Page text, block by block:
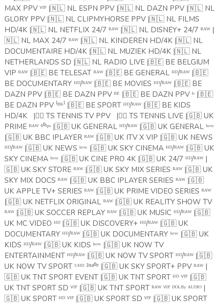
MAX PPV ⱽᴵᴾ |🇳🇱NL ESPN PPV |🇳🇱NL DAZN PPV |🇳🇱NL
GLORY PPV |🇳🇱NL CLIPMYHORSE PPV |🇳🇱NL FILMS
HD/4K |🇳🇱NL NETFLIX 24/7 ᴿᴬᵂ |🇳🇱NL DISNEY+ 24/7 ᴿᴬᵂ |
🇳🇱NL MAX 24/7 ᴿᴬᵂ |🇳🇱NL KINDEREN HD/4K |🇳🇱NL
DOCUMENTAIRE HD/4K |🇳🇱NL MUZIEK HD/4K |🇳🇱NL
NETHERLANDS SD |🇳🇱NL RADIO LIVE |🇧🇪BE BELGIUM
VIP ᴿᴬᵂ |🇧🇪BE TELESAT ᴿᴬᵂ |🇧🇪BE GENERAL ᴴᴰ/ᴿᴬᵂ |🇧🇪
BE DOCUMENTARY ᴴᴰ/ᴿᴬᵂ |🇧🇪BE MOVIES ᴴᴰ/ᴿᴬᵂ |🇧🇪BE
DAZN PPV |🇧🇪BE DAZN PPV ᴮᴱ |🇧🇪BE DAZN PPV ᶠʳ |🇧🇪
BE DAZN PPV ⁽ᴮᴷ⁾ |🇧🇪BE SPORT ᴴᴰ/ᴿᴬᵂ |🇧🇪BE KIDS
HD/4K
|🏴‍☠️ TS TENNIS TV PPV |🏴‍☠️ TS TENNIS LIVE |🇬🇧UK
PRIME ᴿᴬᵂ ⁶⁰ᶠᵖˢ |🇬🇧UK GENERAL ᴴᴰ/ᴿᴬᵂ |🇬🇧UK GENERAL ʰᵉᵛᶜ
|🇬🇧UK BBC IPLAYER ᴿᴬᵂ |🇬🇧UK ITV X VIP |🇬🇧UK NEWS
ᴴᴰ/ᴿᴬᵂ |🇬🇧UK NEWS ʰᵉᵛᶜ |🇬🇧UK SKY CINEMA ᴴᴰ/ᴿᴬᵂ |🇬🇧UK
SKY CINEMA ʰᵉᵛᶜ |🇬🇧UK CINE PRO 4K |🇬🇧UK 24/7 ᴴᴰ/ᴿᴬᵂ |
🇬🇧UK SKY STORE ᴿᴬᵂ |🇬🇧UK SKY MIX SERIES ᴿᴬᵂ |🇬🇧UK
SKY MIX DOCS ᴿᴬᵂ |🇬🇧UK BBC IPLAYER SERIES ᴿᴬᵂ |🇬🇧
UK APPLE TV+ SERIES ᴿᴬᵂ |🇬🇧UK PRIME VIDEO SERIES ᴿᴬᵂ
|🇬🇧UK NETFLIX ORIGINAL ᴿᴬᵂ |🇬🇧UK REALITY SHOW TV
ᴿᴬᵂ |🇬🇧UK SOCCER REPLAY ᴿᴬᵂ |🇬🇧UK MUSIC ᴴᴰ/ᴿᴬᵂ |🇬🇧
UK MC VIDEO ᴴᴰ |🇬🇧UK DISCOVERY+ ᴴᴰ/ᴿᴬᵂ |🇬🇧UK
DOCUMENTARY ᴴᴰ/ᴿᴬᵂ |🇬🇧UK DOCUMENTARY ʰᵉᵛᶜ |🇬🇧UK
KIDS ᴴᴰ/ᴿᴬᵂ |🇬🇧UK KIDS ʰᵉᵛᶜ |🇬🇧UK NOW TV
ENTERTAINMENT ᴴᴰ/ᴿᴬᵂ |🇬🇧UK NOW TV SPORT ᴴᴰ/ᴿᴬᵂ |🇬🇧
UK NOW TV SPORT ᵁᴴᴰ ³⁸⁴⁰ᴾ |🇬🇧UK SKY SPORT+ PPV ᴿᴬᵂ |
🇬🇧UK TNT SPORT EVENT |🇬🇧UK TNT SPORT ᴴᴰ ⱽᴵᴾ |🇬🇧
UK TNT SPORT SD ⱽᴵᴾ |🇬🇧UK TNT SPORT ᴿᴬᵂ ⱽᴵᴾ ᴰᴼᴸᴮʸ ᴬᵁᴰᴵᴼ |
🇬🇧UK SPORT ᴴᴰ ⱽᴵᴾ |🇬🇧UK SPORT SD ⱽᴵᴾ |🇬🇧UK SPORT